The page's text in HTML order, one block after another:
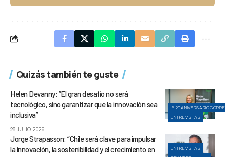
Quizás también te guste
ENTREVISTAS
Helen Devanny: “El gran desafío no será
tecnológico, sino garantizar que la innovación sea
inclusiva”
28 JULIO, 2026
ENTREVISTAS
Jorge Strapasson: “Chile será clave para impulsar
la innovación, la sostenibilidad y el crecimiento en